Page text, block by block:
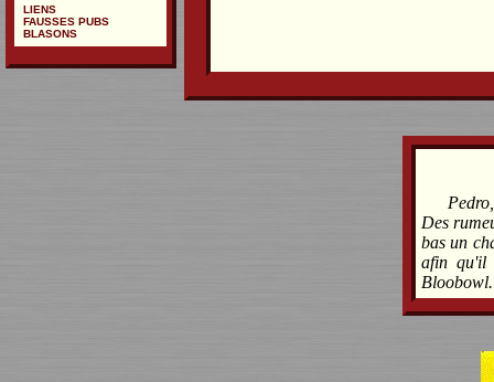
Des
bas un
afin qu'il
LIENS
FAUSSES PUBS
BLASONS